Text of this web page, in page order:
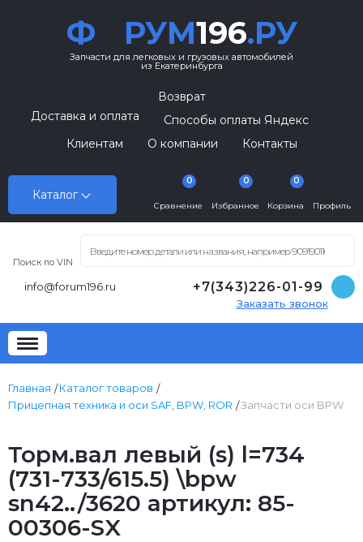
Ф РУМ196.РУ
Запчасти для легковых и грузовых автомобилей
из Екатеринбурга
Каталог
Возврат
Доставка и оплата
Способы оплаты Яндекс
Клиентам
О компании Контакты
Сравнение
0
Избранное
0
Корзина
0
Профиль
Поиск по VIN
info@forum196.ru +7(343)226-01-99
Заказать звонок
Главная
Каталог товаров
Прицепная техника и оси SAF, BPW, ROR
Запчасти оси BPW
Торм.вал левый (s) l=734
(731-733/615.5) \bpw
sn42../3620 артикул: 85-
00306-SX